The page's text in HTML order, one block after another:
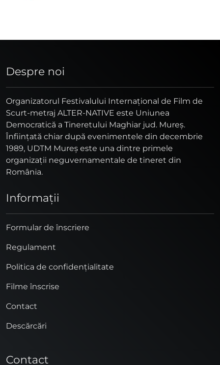
Despre noi
Organizatorul Festivalului Internaţional de Film de
Scurt-metraj ALTER-NATIVE este Uniunea
Democratică a Tineretului Maghiar jud. Mureş.
Înfiinţată chiar după evenimentele din decembrie
1989, UDTM Mureş este una dintre primele
organizaţii neguvernamentale de tineret din
România.
Informaţii
Formular de înscriere
Regulament
Politica de confidențialitate
Filme înscrise
Contact
Descărcări
Contact